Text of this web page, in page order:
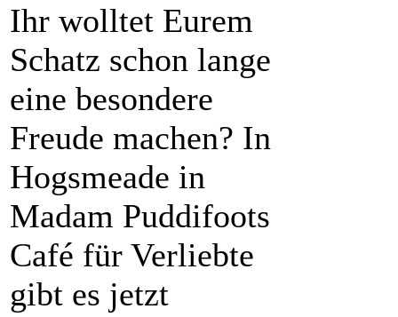
Ihr wolltet Eurem
Schatz schon lange
eine besondere
Freude machen? In
Hogsmeade in
Madam Puddifoots
Café für Verliebte
gibt es jetzt